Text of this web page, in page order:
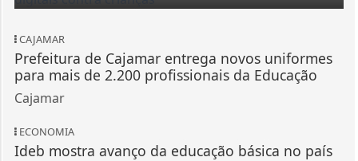
CAJAMAR
Prefeitura de Cajamar entrega novos uniformes
para mais de 2.200 profissionais da Educação
Cajamar
ECONOMIA
Ideb mostra avanço da educação básica no país